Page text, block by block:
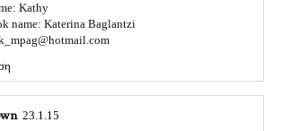
Kathy
name: Katerina Baglantzi
23.1.15